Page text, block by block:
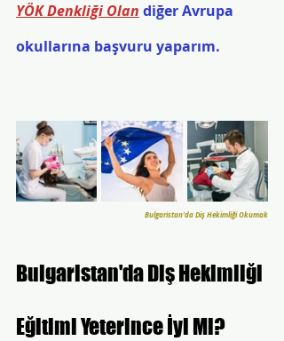
YÖK Denkliği Olan diğer Avrupa
okullarına başvuru yaparım.
Bulgaristan'da Diş Hekimliği Okumak
Bulgaristan'da Diş Hekimliği
Eğitimi Yeterince İyi Mi?